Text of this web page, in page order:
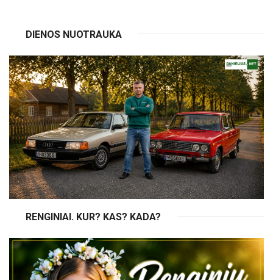
DIENOS NUOTRAUKA
RENGINIAI. KUR? KAS? KADA?